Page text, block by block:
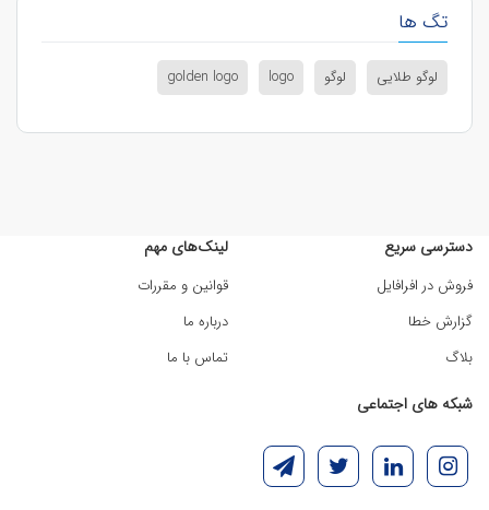
تگ ها
لوگو طلایی لوگو logo
golden logo
دسترسی سریع
فروش در افرافایل
گزارش خطا
بلاگ
لینک‌های مهم
قوانین و مقررات
درباره ما
تماس با ما
شبکه های اجتماعی